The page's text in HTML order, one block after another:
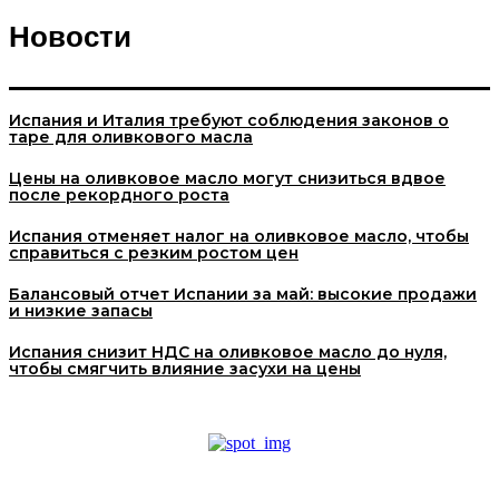
Новости
Испания и Италия требуют соблюдения законов о
таре для оливкового масла
Цены на оливковое масло могут снизиться вдвое
после рекордного роста
Испания отменяет налог на оливковое масло, чтобы
справиться с резким ростом цен
Балансовый отчет Испании за май: высокие продажи
и низкие запасы
Испания снизит НДС на оливковое масло до нуля,
чтобы смягчить влияние засухи на цены